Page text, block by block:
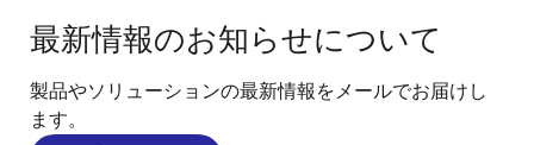
最新情報のお知らせについて
製品やソリューションの最新情報をメールでお届けし
ます。